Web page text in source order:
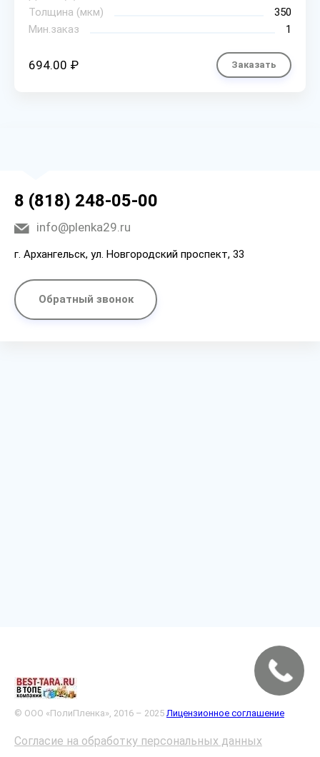
Толщина (мкм)
350
Мин.заказ
1
694.00 ₽ Заказать
8 (818) 248-05-00
info@plenka29.ru
г. Архангельск, ул. Новгородский проспект, 33
Обратный звонок
© ООО «ПолиПленка», 2016 – 2025 Лицензионное соглашение
Согласие на обработку персональных данных